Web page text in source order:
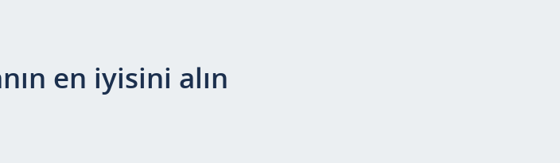
en iyisini alın